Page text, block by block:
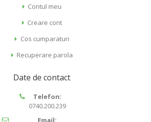
Contul meu
Creare cont
Cos cumparaturi
Recuperare parola
Date de contact
Telefon:
0740.200.239
Email: